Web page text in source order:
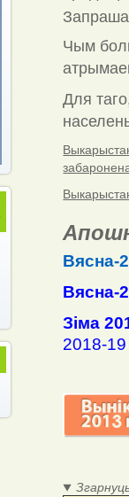
Чым
Для
Вясна-
Вясна-
Зіма
2018-19